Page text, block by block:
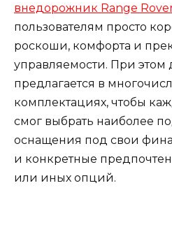
внедорожник Range
пользователям просто
роскоши, комфорта и
управляемости. При этом
предлагается в
комплектациях, чтобы
смог выбрать наиболее
оснащения под свои
и конкретные
или иных опций.